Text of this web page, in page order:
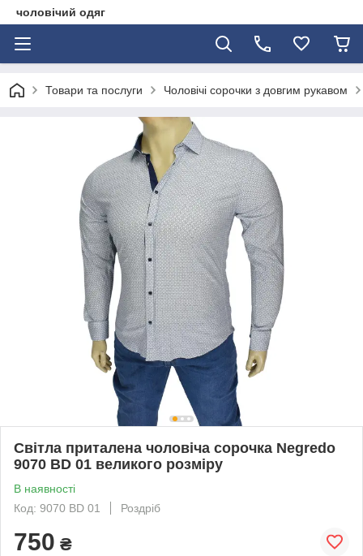
чоловічий одяг
Товари та послуги Чоловічі сорочки з довгим рукавом
Світла приталена чоловіча сорочка Negredo
9070 BD 01 великого розміру
В наявності
Код: 9070 BD 01
Роздріб
750 ₴